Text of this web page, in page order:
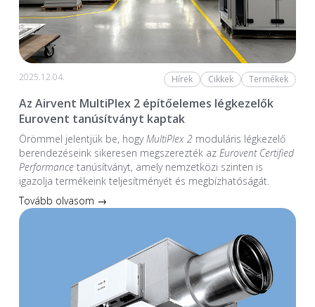
2025.12.04. Hírek Cikkek Termékek
Az Airvent MultiPlex 2 építőelemes légkezelők
Eurovent tanúsítványt kaptak
Örömmel jelentjük be, hogyMultiPlex 2moduláris légkezelő
berendezéseink sikeresen megszerezték az Eurovent Certified
Performancetanúsítványt, amely nemzetközi szinten is
igazolja termékeink teljesítményét és megbízhatóságát.
Tovább olvasom →